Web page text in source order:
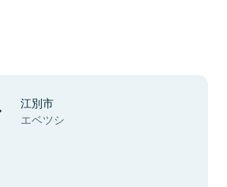
江別市
エベツシ